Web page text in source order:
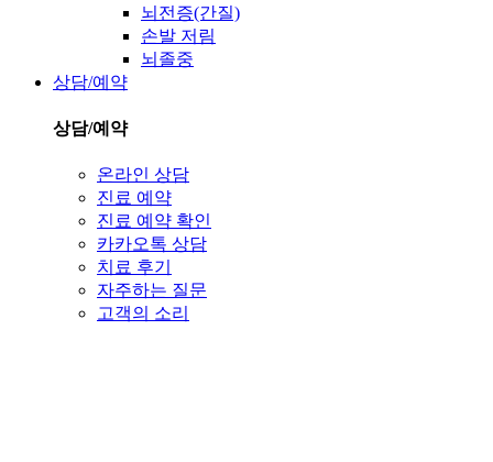
뇌전증(간질)
손발 저림
뇌졸중
상담/예약
상담/예약
온라인 상담
진료 예약
진료 예약 확인
카카오톡 상담
치료 후기
자주하는 질문
고객의 소리